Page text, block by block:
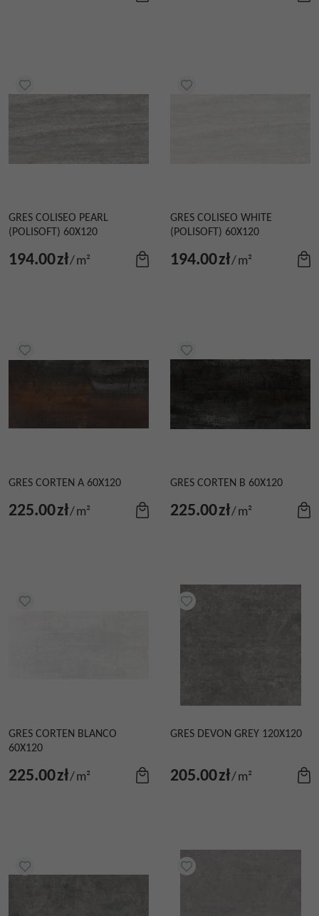
GRES COLISEO PEARL
(POLISOFT) 60X120
194.00zł/m²
GRES COLISEO WHITE
(POLISOFT) 60X120
194.00zł/m²
GRES CORTEN A 60X120
225.00zł/m²
GRES CORTEN B 60X120
225.00zł/m²
GRES CORTEN BLANCO
60X120
225.00zł/m²
GRES DEVON GREY 120X120
205.00zł/m²